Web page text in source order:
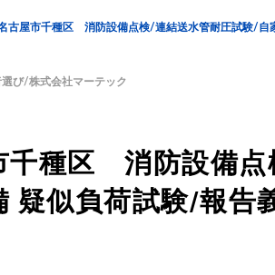
HOME 業務案内
古屋市千種区 消防設備点検/連結送水管耐圧試験/自
び/株式会社マーテック
千種区 消防設備点
疑似負荷試験/報告